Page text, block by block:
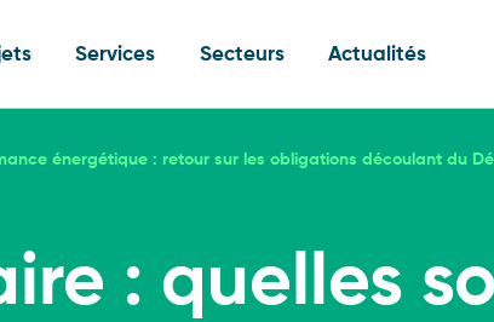
Services Secteurs Actualités
énergétique : retour sur les obligations découlant du
: quelles